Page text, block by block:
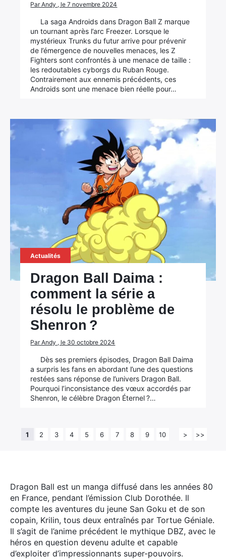
Dragon Ball est un manga diffusé dans les années 80
en France, pendant l’émission Club Dorothée. Il
compte les aventures du jeune San Goku et de son
copain, Krilin, tous deux entraînés par Tortue Géniale.
Il s’agit de l’anime précédent le mythique DBZ, avec le
héros en question devenu adulte et capable
d’exploiter d’impressionnants super-pouvoirs.
Par Andy , le 7 novembre 2024
La saga Androids dans Dragon Ball Z marque
un tournant après l’arc Freezer. Lorsque le
mystérieux Trunks du futur arrive pour prévenir
de l’émergence de nouvelles menaces, les Z
Fighters sont confrontés à une menace de taille :
les redoutables cyborgs du Ruban Rouge.
Contrairement aux ennemis précédents, ces
Androids sont une menace bien réelle pour…
Actualités
Dragon Ball Daima :
comment la série a
résolu le problème de
Shenron ?
Par Andy , le 30 octobre 2024
Dès ses premiers épisodes, Dragon Ball Daima
a surpris les fans en abordant l’une des questions
restées sans réponse de l’univers Dragon Ball.
Pourquoi l’inconsistance des vœux accordés par
Shenron, le célèbre Dragon Éternel ?…
1 2 3 4 5 6 7 8 9 10 > >>